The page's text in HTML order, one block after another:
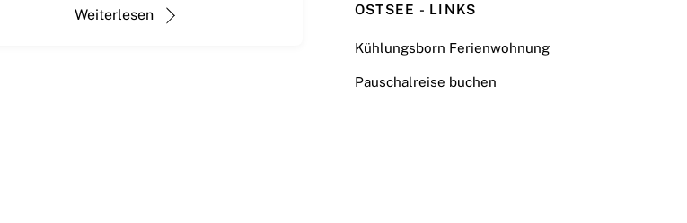
Weiterlesen OSTSEE - LINKS
Kühlungsborn Ferienwohnung
Pauschalreise buchen